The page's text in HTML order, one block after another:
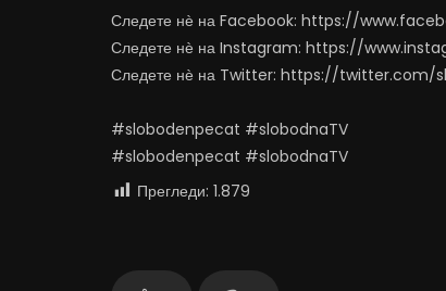
Следете нѐ на Facebook: https://
Следете нѐ на Instagram: https://
Следете нѐ на Twitter: https://twitter.com/
#slobodenpecat #slobodnaTV
#slobodenpecat #slobodnaTV
Прегледи: 1.879